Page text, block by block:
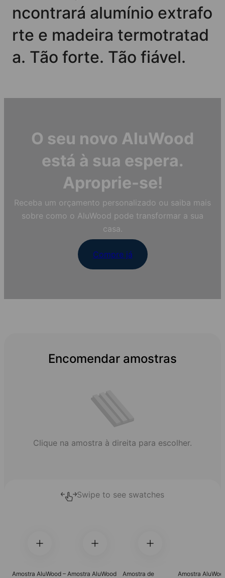
ncontrará alumínio extrafo
rte e madeira termotratad
a. Tão forte. Tão fiável.
O seu novo AluWood
está à sua espera.
Aproprie-se!
Receba um orçamento personalizado ou saiba mais
sobre como o AluWood pode transformar a sua
casa.
Compre já
Encomendar amostras
Clique na amostra à direita para escolher.
Swipe to see swatches
Amostra AluWood – Amostra AluWood
Amostra de
Amostra